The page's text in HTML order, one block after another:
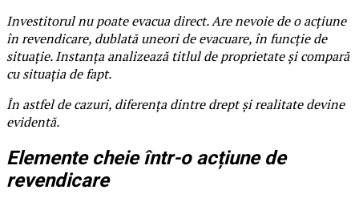
Investitorul nu poate evacua direct. Are nevoie de o acțiune
în revendicare, dublată uneori de evacuare, în funcție de
situație. Instanța analizează titlul de proprietate și compară
cu situația de fapt.
În astfel de cazuri, diferența dintre drept și realitate devine
evidentă.
Elemente cheie într-o acțiune de
revendicare